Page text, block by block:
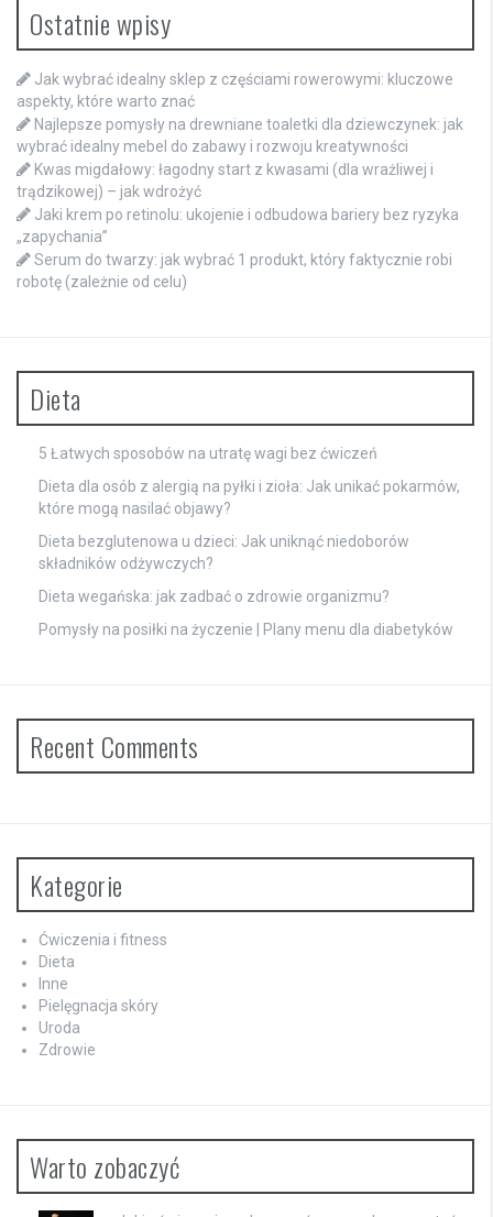
Ostatnie wpisy
Jak wybrać idealny sklep z częściami rowerowymi: kluczowe
aspekty, które warto znać
Najlepsze pomysły na drewniane toaletki dla dziewczynek: jak
wybrać idealny mebel do zabawy i rozwoju kreatywności
Kwas migdałowy: łagodny start z kwasami (dla wrażliwej i
trądzikowej) – jak wdrożyć
Jaki krem po retinolu: ukojenie i odbudowa bariery bez ryzyka
„zapychania”
Serum do twarzy: jak wybrać 1 produkt, który faktycznie robi
robotę (zależnie od celu)
Dieta
5 Łatwych sposobów na utratę wagi bez ćwiczeń
Dieta dla osób z alergią na pyłki i zioła: Jak unikać pokarmów,
które mogą nasilać objawy?
Dieta bezglutenowa u dzieci: Jak uniknąć niedoborów
składników odżywczych?
Dieta wegańska: jak zadbać o zdrowie organizmu?
Pomysły na posiłki na życzenie | Plany menu dla diabetyków
Recent Comments
Kategorie
Ćwiczenia i fitness
Dieta
Inne
Pielęgnacja skóry
Uroda
Zdrowie
Warto zobaczyć